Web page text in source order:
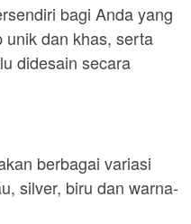
bagi Anda yang
unik dan khas, serta
didesain secara
berbagai variasi
silver, biru dan warna-